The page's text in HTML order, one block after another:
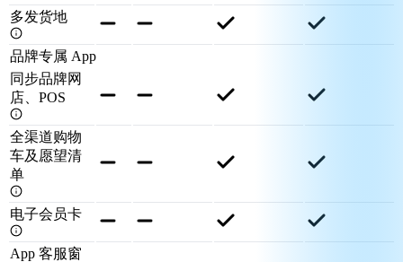
多发货地
品牌专属 App
同步品牌网
店、POS
全渠道购物
车及愿望清
单
电子会员卡
App 客服窗